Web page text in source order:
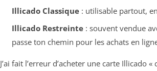
Illicado Classique: utilisable partout, en
Illicado Restreinte: souvent vendue
passe ton chemin pour les achats en
J’ai fait l’erreur d’acheter une carte Illicado